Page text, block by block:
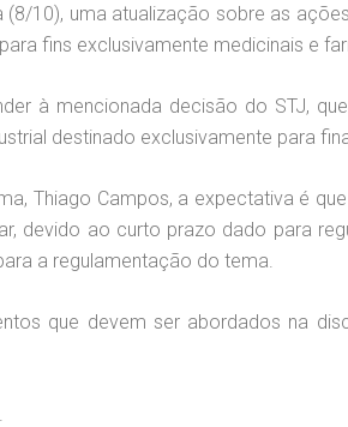
(8/10), uma atualização sobre as
fins exclusivamente medicinais e
à mencionada decisão do STJ,
destinado exclusivamente para
Thiago Campos, a expectativa é
devido ao curto prazo dado para
a regulamentação do tema.
que devem ser abordados na